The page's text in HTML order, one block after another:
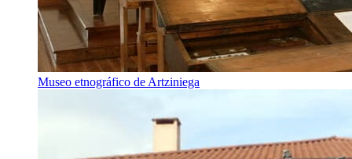
Museo etnográfico de Artziniega